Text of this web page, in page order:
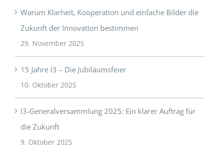
Warum Klarheit, Kooperation und einfache Bilder die
Zukunft der Innovation bestimmen
29. November 2025
15 Jahre I3 – Die Jubiläumsfeier
10. Oktober 2025
I3-Generalversammlung 2025: Ein klarer Auftrag für
die Zukunft
9. Oktober 2025